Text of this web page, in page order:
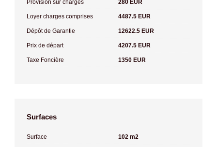
Provision sur charges 280 EUR
Loyer charges comprises 4487.5 EUR
Dépôt de Garantie 12622.5 EUR
Prix de départ 4207.5 EUR
Taxe Foncière 1350 EUR
Surfaces
Surface 102 m2